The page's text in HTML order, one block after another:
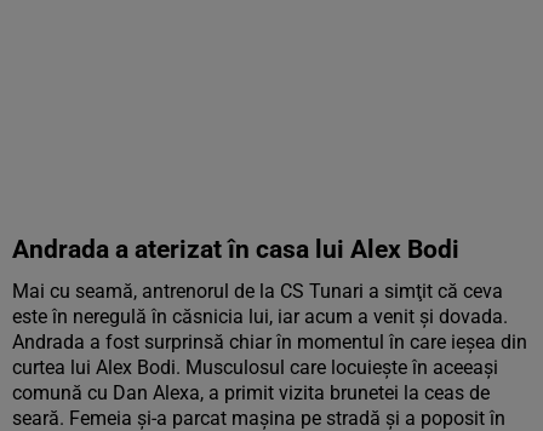
Andrada a aterizat în casa lui Alex Bodi
Mai cu seamă, antrenorul de la CS Tunari a simţit că ceva
este în neregulă în căsnicia lui, iar acum a venit şi dovada.
Andrada a fost surprinsă chiar în momentul în care ieşea din
curtea lui Alex Bodi. Musculosul care locuieşte în aceeaşi
comună cu Dan Alexa, a primit vizita brunetei la ceas de
seară. Femeia şi-a parcat maşina pe stradă şi a poposit în